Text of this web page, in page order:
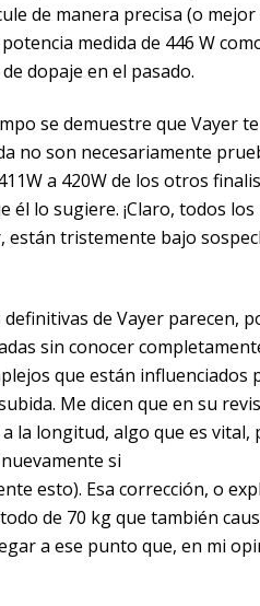
de manera precisa (o
medida de 446 W
dopaje en el pasado.
se demuestre que Vayer
no son necesariamente
a 420W de los otros
él lo sugiere. ¡Claro, todos
están tristemente bajo
de Vayer parecen,
sin conocer
que están
Me dicen que en su
la longitud, algo que es
si
esto). Esa corrección, o
de 70 kg que también
a ese punto que, en mi